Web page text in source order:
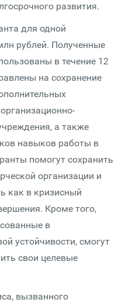
развития.
для одной
рублей. Полученные
в течение 12
на сохранение
а также
навыков работы в
помогут сохранить
организации и
как в кризисный
Кроме того,
в
устойчивости, смогут
свои целевые
вызванного